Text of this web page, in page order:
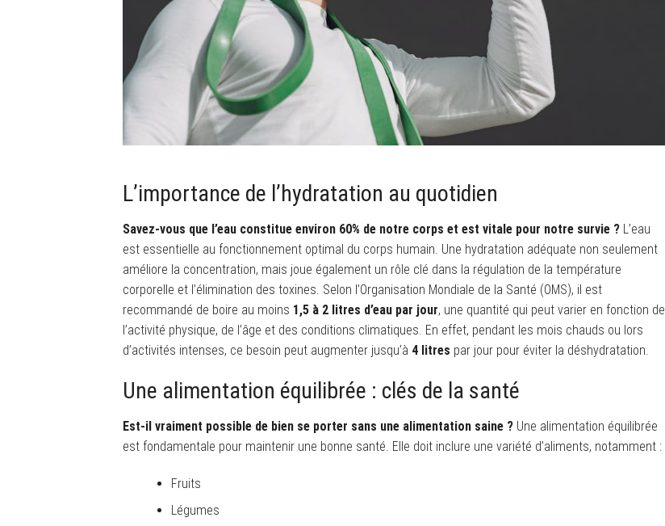
L’importance de l’hydratation au quotidien
Savez-vous que l’eau constitue environ 60% de notre corps et est vitale pour notre survie ? L’eau
est essentielle au fonctionnement optimal du corps humain. Une hydratation adéquate non seulement
améliore la concentration, mais joue également un rôle clé dans la régulation de la température
corporelle et l’élimination des toxines. Selon l’Organisation Mondiale de la Santé (OMS), il est
recommandé de boire au moins 1,5 à 2 litres d’eau par jour, une quantité qui peut varier en fonction de
l’activité physique, de l’âge et des conditions climatiques. En effet, pendant les mois chauds ou lors
d’activités intenses, ce besoin peut augmenter jusqu’à 4 litres par jour pour éviter la déshydratation.
Une alimentation équilibrée : clés de la santé
Est-il vraiment possible de bien se porter sans une alimentation saine ? Une alimentation équilibrée
est fondamentale pour maintenir une bonne santé. Elle doit inclure une variété d’aliments, notamment :
Fruits
Légumes